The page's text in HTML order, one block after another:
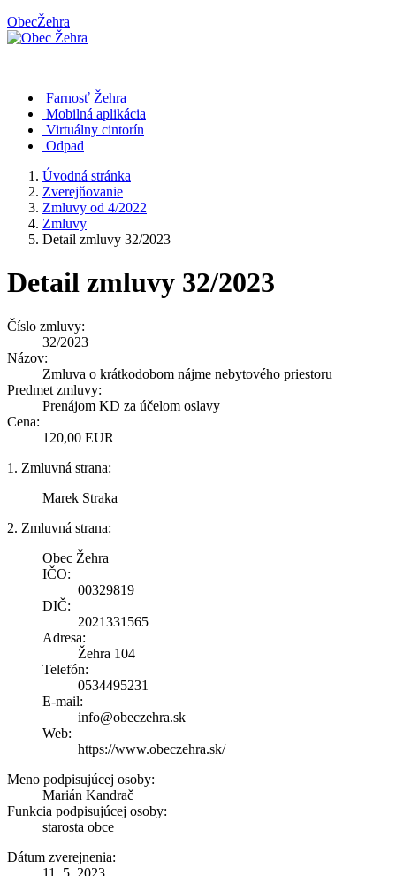
ObecŽehra
Farnosť Žehra
Mobilná aplikácia
Virtuálny cintorín
Odpad
Úvodná stránka
Zverejňovanie
Zmluvy od 4/2022
Zmluvy
Detail zmluvy 32/2023
Detail zmluvy 32/2023
Číslo zmluvy:
32/2023
Názov:
Zmluva o krátkodobom nájme nebytového priestoru
Predmet zmluvy:
Prenájom KD za účelom oslavy
Cena:
120,00 EUR
1. Zmluvná strana:
Marek Straka
2. Zmluvná strana:
Obec Žehra
IČO:
00329819
DIČ:
2021331565
Adresa:
Žehra 104
Telefón:
0534495231
E-mail:
info@obeczehra.sk
Web:
https://www.obeczehra.sk/
Meno podpisujúcej osoby:
Marián Kandrač
Funkcia podpisujúcej osoby:
starosta obce
Dátum zverejnenia:
11. 5. 2023